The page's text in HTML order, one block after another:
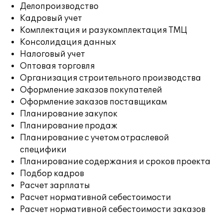
Делопроизводство
Кадровый учет
Комплектация и разукомплектация ТМЦ
Консолидация данных
Налоговый учет
Оптовая торговля
Организация строительного производства
Оформление заказов покупателей
Оформление заказов поставщикам
Планирование закупок
Планирование продаж
Планирование с учетом отраслевой
специфики
Планирование содержания и сроков проекта
Подбор кадров
Расчет зарплаты
Расчет нормативной себестоимости
Расчет нормативной себестоимости заказов